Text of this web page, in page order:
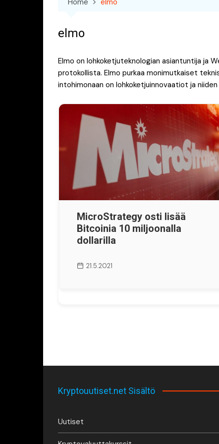
elmo
Elmo on lohkoketjuteknologian asiantuntija ja
protokollista. Elmo purkaa monimutkaiset
intohimonaan on lohkoketjuinnovaatiot ja
MicroStrategy osti lisää
Bitcoinia 10 miljoonalla
dollarilla
21.5.2021
Kryptouutiset.net Sisältö
Uutiset